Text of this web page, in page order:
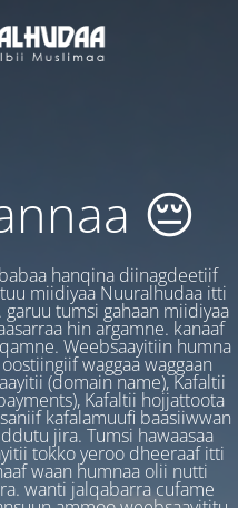
😔
hanqina diinagdeetiif
miidiyaa Nuuralhudaa itti
tumsi gahaan miidiyaa
hin argamne. kanaaf
Weebsaayitiin humna
waggaa waggaan
(domain name), Kafaltii
Kafaltii hojjattoota
kafalamuufi baasiiwwan
jira. Tumsi hawaasaa
tokko yeroo dheeraaf itti
waan humnaa olii nutti
wanti jalqabarra cufame